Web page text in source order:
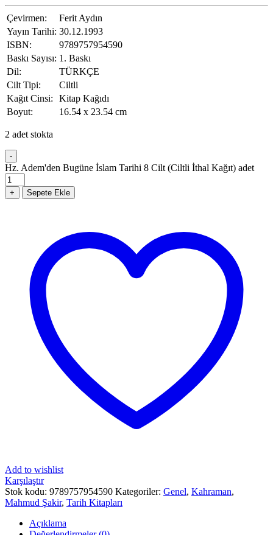
Çevirmen:
Ferit Aydın
Yayın Tarihi: 30.12.1993
ISBN:
9789757954590
Baskı Sayısı: 1. Baskı
Dil:
TÜRKÇE
Cilt Tipi:
Ciltli
Kağıt Cinsi:
Kitap Kağıdı
Boyut:
16.54 x 23.54 cm
2 adet stokta
-
Hz. Adem'den Bugüne İslam Tarihi 8 Cilt (Ciltli İthal Kağıt) adet
+ Sepete Ekle
Add to wishlist
Karşılaştır
Stok kodu: 9789757954590 Kategoriler: Genel, Kahraman,
Mahmud Şakir, Tarih Kitapları
Açıklama